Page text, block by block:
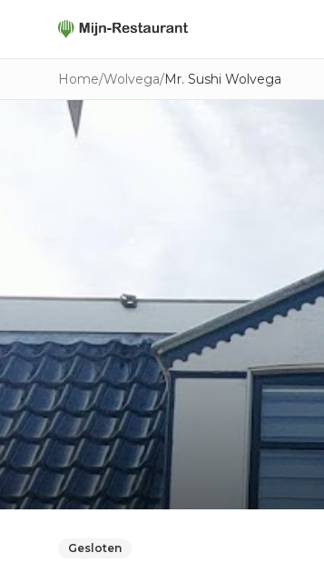
Home/Wolvega/Mr. Sushi Wolvega
Gesloten